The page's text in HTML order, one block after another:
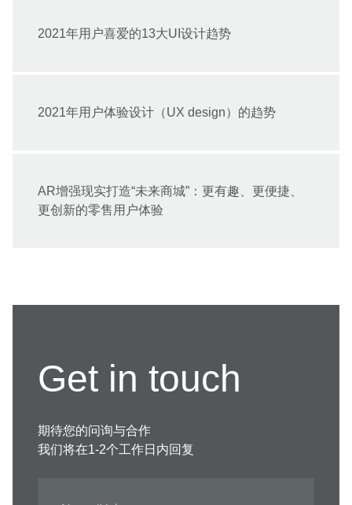
2021年用户喜爱的13大UI设计趋势
2021年用户体验设计（UX design）的趋势
AR增强现实打造“未来商城”：更有趣、更便捷、
更创新的零售用户体验
Get in touch
期待您的问询与合作
我们将在1-2个工作日内回复